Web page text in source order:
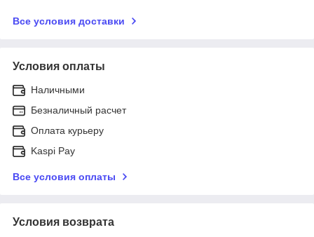
Все условия доставки
Условия оплаты
Наличными
Безналичный расчет
Оплата курьеру
Kaspi Pay
Все условия оплаты
Условия возврата